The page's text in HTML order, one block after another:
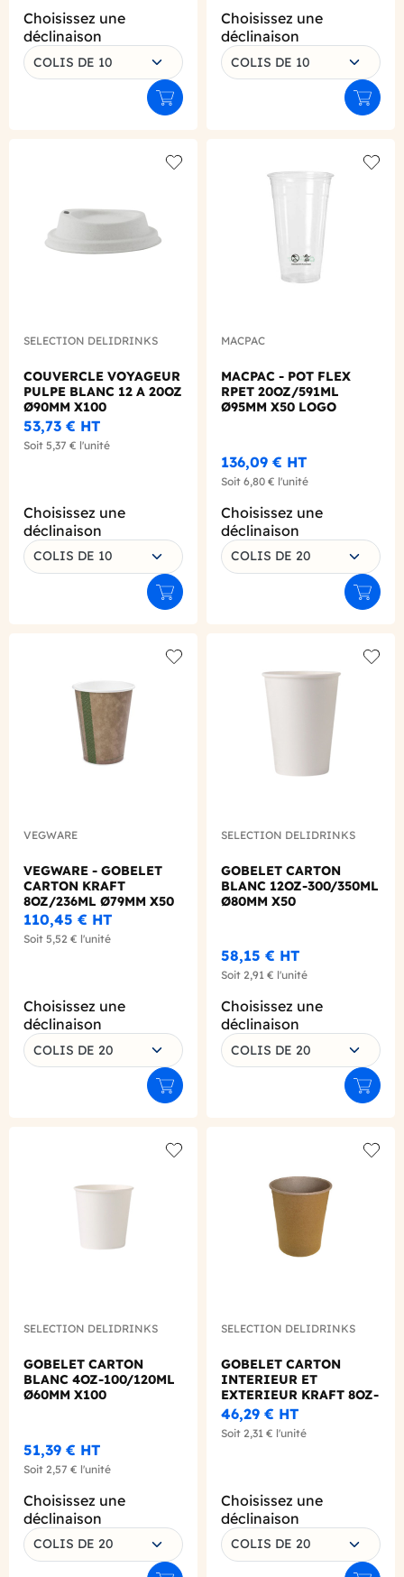
Choisissez une
déclinaison
COLIS DE 10
Ajouter au panier
Choisissez une
déclinaison
COLIS DE 10
SELECTION DELIDRINKS
COUVERCLE VOYAGEUR
PULPE BLANC 12 A 20OZ
Ø90MM X100
53,73 € HT
Soit 5,37 € l'unité
Choisissez une
déclinaison
COLIS DE 10
Ajouter au panier
MACPAC
MACPAC - POT FLEX
RPET 20OZ/591ML
Ø95MM X50 LOGO
136,09 € HT
Soit 6,80 € l'unité
Choisissez une
déclinaison
COLIS DE 20
Add to wishlist
VEGWARE
VEGWARE - GOBELET
CARTON KRAFT
8OZ/236ML Ø79MM X50
LOGO REGLEMENTAIRE
110,45 € HT
Soit 5,52 € l'unité
Choisissez une
déclinaison
COLIS DE 20
Ajouter au panier
SELECTION DELIDRINKS
GOBELET CARTON
BLANC 12OZ-300/350ML
Ø80MM X50
58,15 € HT
Soit 2,91 € l'unité
Choisissez une
déclinaison
COLIS DE 20
SELECTION DELIDRINKS
GOBELET CARTON
BLANC 4OZ-100/120ML
Ø60MM X100
51,39 € HT
Soit 2,57 € l'unité
Choisissez une
déclinaison
COLIS DE 20
SELECTION DELIDRINKS
GOBELET CARTON
INTERIEUR ET
EXTERIEUR KRAFT 8OZ-
240ML Ø80MM X50
46,29 € HT
Soit 2,31 € l'unité
Choisissez une
déclinaison
COLIS DE 20